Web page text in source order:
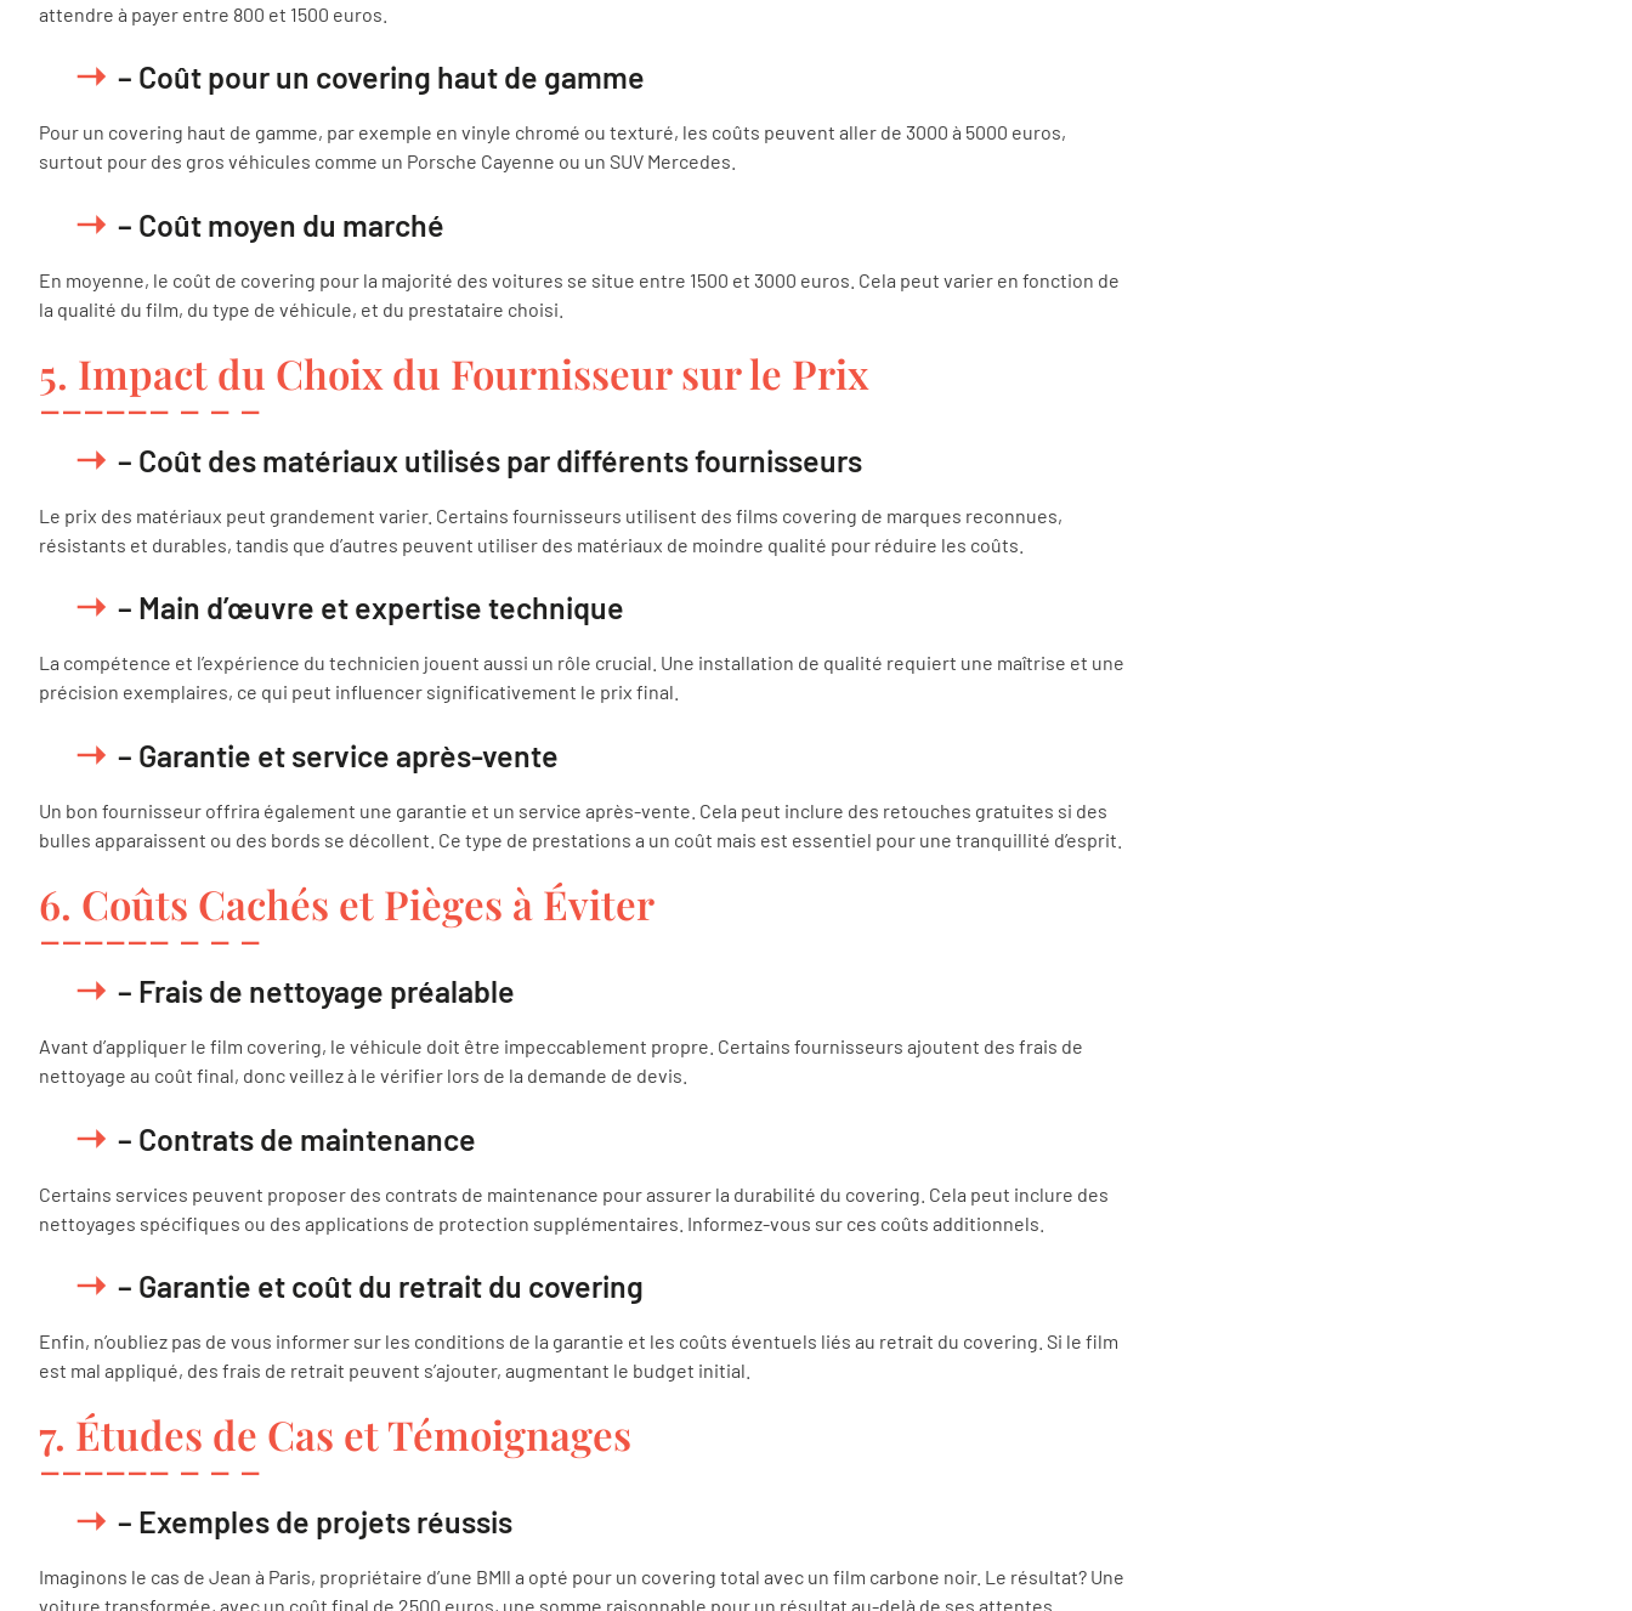
attendre à payer entre 800 et 1500 euros.
– Coût pour un covering haut de gamme
Pour un covering haut de gamme, par exemple en vinyle chromé ou texturé, les coûts peuvent aller de 3000 à 5000 euros,
surtout pour des gros véhicules comme un Porsche Cayenne ou un SUV Mercedes.
– Coût moyen du marché
En moyenne, le coût de covering pour la majorité des voitures se situe entre 1500 et 3000 euros. Cela peut varier en fonction de
la qualité du film, du type de véhicule, et du prestataire choisi.
5. Impact du Choix du Fournisseur sur le Prix
– Coût des matériaux utilisés par différents fournisseurs
Le prix des matériaux peut grandement varier. Certains fournisseurs utilisent des films covering de marques reconnues,
résistants et durables, tandis que d’autres peuvent utiliser des matériaux de moindre qualité pour réduire les coûts.
– Main d’œuvre et expertise technique
La compétence et l’expérience du technicien jouent aussi un rôle crucial. Une installation de qualité requiert une maîtrise et une
précision exemplaires, ce qui peut influencer significativement le prix final.
– Garantie et service après-vente
Un bon fournisseur offrira également une garantie et un service après-vente. Cela peut inclure des retouches gratuites si des
bulles apparaissent ou des bords se décollent. Ce type de prestations a un coût mais est essentiel pour une tranquillité d’esprit.
6. Coûts Cachés et Pièges à Éviter
– Frais de nettoyage préalable
Avant d’appliquer le film covering, le véhicule doit être impeccablement propre. Certains fournisseurs ajoutent des frais de
nettoyage au coût final, donc veillez à le vérifier lors de la demande de devis.
– Contrats de maintenance
Certains services peuvent proposer des contrats de maintenance pour assurer la durabilité du covering. Cela peut inclure des
nettoyages spécifiques ou des applications de protection supplémentaires. Informez-vous sur ces coûts additionnels.
– Garantie et coût du retrait du covering
Enfin, n’oubliez pas de vous informer sur les conditions de la garantie et les coûts éventuels liés au retrait du covering. Si le film
est mal appliqué, des frais de retrait peuvent s’ajouter, augmentant le budget initial.
7. Études de Cas et Témoignages
– Exemples de projets réussis
Imaginons le cas de Jean à Paris, propriétaire d’une BMIl a opté pour un covering total avec un film carbone noir. Le résultat? Une
voiture transformée, avec un coût final de 2500 euros, une somme raisonnable pour un résultat au-delà de ses attentes.